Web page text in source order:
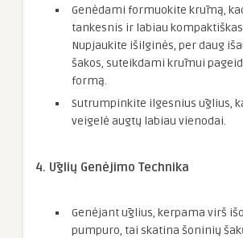
Genėdami formuokite krūmą,
tankesnis ir labiau
Nupjaukite išilginės, per daug
šakos, suteikdami krūmui
formą.
Sutrumpinkite ilgesnius ūglius,
veigelė augtų labiau vienodai.
4. Ūglių Genėjimo Technika
Genėjant ūglius, kerpama virš
pumpuro, tai skatina šoninių